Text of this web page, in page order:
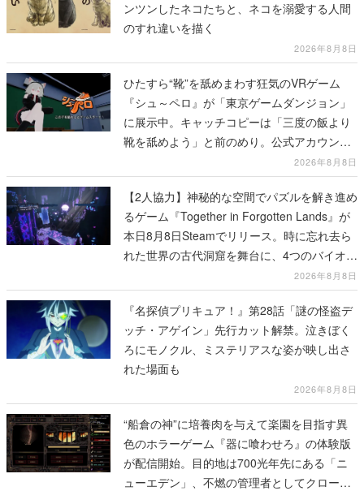
ンツンしたネコたちと、ネコを溺愛する人間
のすれ違いを描く
2026年8月8日
ひたすら“靴”を舐めまわす狂気のVRゲーム
『シュ～ペロ』が「東京ゲームダンジョン」
に展示中。キャッチコピーは「三度の飯より
靴を舐めよう」と前のめり。公式アカウント
も開設され、2026年リリースに向けて開発中
2026年8月8日
【2人協力】神秘的な空間でパズルを解き進め
るゲーム『Together in Forgotten Lands』が
本日8月8日Steamでリリース。時に忘れ去ら
れた世界の古代洞窟を舞台に、4つのバイオー
2026年8月8日
『名探偵プリキュア！』第28話「謎の怪盗デ
ッチ・アゲイン」先行カット解禁。泣きぼく
ろにモノクル、ミステリアスな姿が映し出さ
れた場面も
2026年8月8日
“船倉の神”に培養肉を与えて楽園を目指す異
色のホラーゲーム『器に喰わせろ』の体験版
が配信開始。目的地は700光年先にある「ニ
ューエデン」、不燃の管理者としてクローン